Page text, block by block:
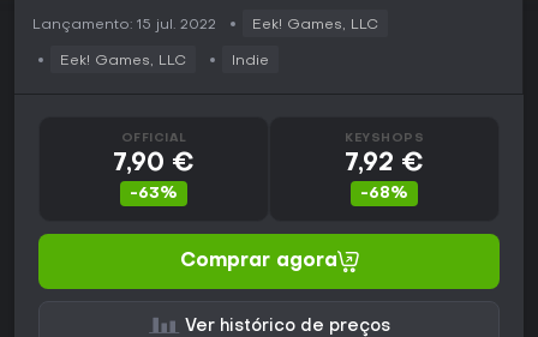
Lançamento: 15 jul. 2022 Eek! Games, LLC
Eek! Games, LLC Indie
OFFICIAL
7,90 €
-63%
KEYSHOPS
7,92 €
-68%
Comprar agora
Ver histórico de preços